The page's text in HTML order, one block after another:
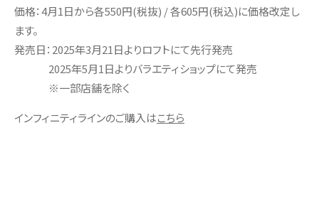
価格：4月1日から各550円(税抜) / 各605円(税込)に価格改定し
ます。
発売日：2025年3月21日よりロフトにて先行発売
2025年5月1日よりバラエティショップにて発売
※一部店舗を除く
インフィニティラインのご購入はこちら